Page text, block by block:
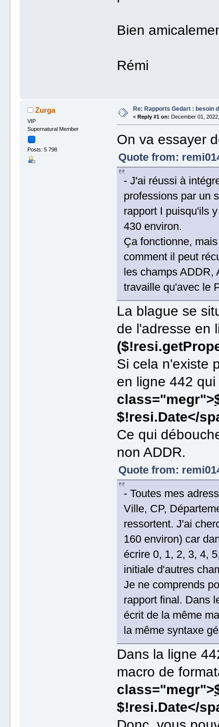
Bien
Rémi
Zurga
VIP
Supernatural Member
Posts: 5 798
Re: Rapports Gedart : besoin
« Reply #1 on: December 01,
On va essayer
Quote from:
- J'ai réussi à
professions par un
rapport I puisqu'ils
430 environ.
Ça fonctionne,
comment il peut
les champs ADDR,
travaille qu'avec le
La blague se
de l'adresse
Si cela n'existe
en ligne 442
class="megr">
$!resi.Date</
Ce qui
non ADDR.
Quote from:
- Toutes mes
Ville, CP,
ressortent. J'ai
160 environ) car
écrire 0, 1, 2, 3, 4,
initiale d'autres
Je ne comprends
rapport final. Dans
écrit de la même
la même syntaxe
Dans la ligne
macro de
class="megr">
$!resi.Date</